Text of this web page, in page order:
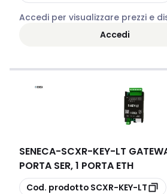
Accedi per visualizzare prezzi e
Accedi
SENECA-SCXR-KEY-LT
PORTA SER, 1 PORTA ETH
copia
Cod. prodotto SCXR-KEY-LT